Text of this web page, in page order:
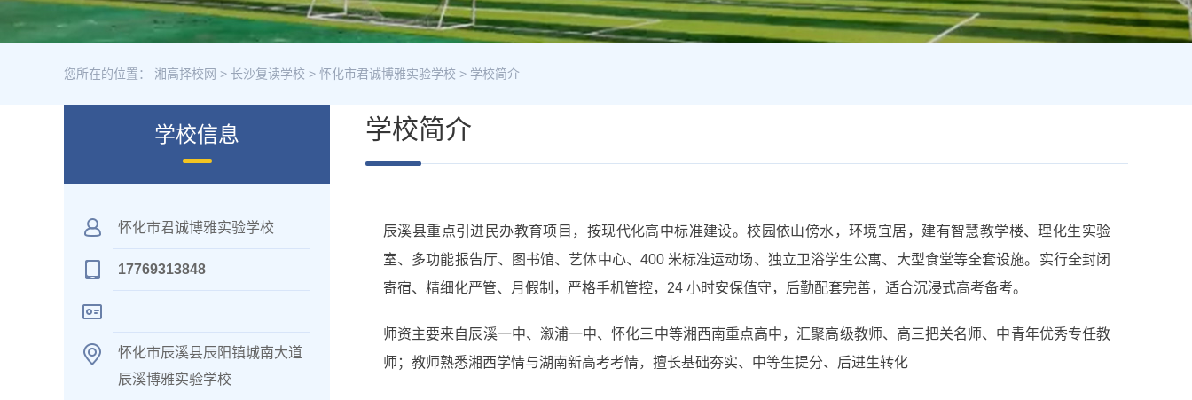
您所在的位置： 湘高择校网 > 长沙复读学校 > 怀化市君诚博雅实验学校 > 学校简介
学校信息
怀化市君诚博雅实验学校
17769313848
怀化市辰溪县辰阳镇城南大道
辰溪博雅实验学校
学校简介
辰溪县重点引进民办教育项目，按现代化高中标准建设。校园依山傍水，环境宜居，建有智慧教学楼、理化生实验
室、多功能报告厅、图书馆、艺体中心、400 米标准运动场、独立卫浴学生公寓、大型食堂等全套设施。实行全封闭
寄宿、精细化严管、月假制，严格手机管控，24 小时安保值守，后勤配套完善，适合沉浸式高考备考。
师资主要来自辰溪一中、溆浦一中、怀化三中等湘西南重点高中，汇聚高级教师、高三把关名师、中青年优秀专任教
师；教师熟悉湘西学情与湖南新高考考情，擅长基础夯实、中等生提分、后进生转化